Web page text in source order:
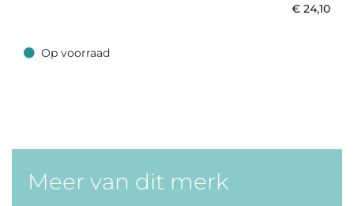
€ 24,10
Op voorraad
Op voorraad
Meer van dit merk